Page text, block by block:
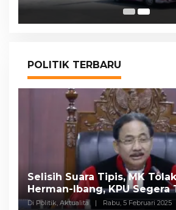
POLITIK TERBARU
Selisih Suara Tipis, MK
Herman-Ibang, KPU Segera
Wahyu-Ramzi
Di Politik, Aktualita | Rabu, 5 Februari 2025